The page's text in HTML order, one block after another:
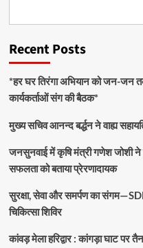
Recent Posts
*हर घर तिरंगा अभियान को जन-जन
कार्यकर्ताओं संग की बैठक*
मुख्य सचिव आनन्द बर्द्धन ने वाह्य
जनसुनवाई में कृषि मंत्री गणेश जोशी ने
सफलता को बताया प्रेरणादायक
सुरक्षा, सेवा और समर्पण का
चिकित्सा शिविर
कांवड़ मेला हरिद्वार : कांगड़ा घाट